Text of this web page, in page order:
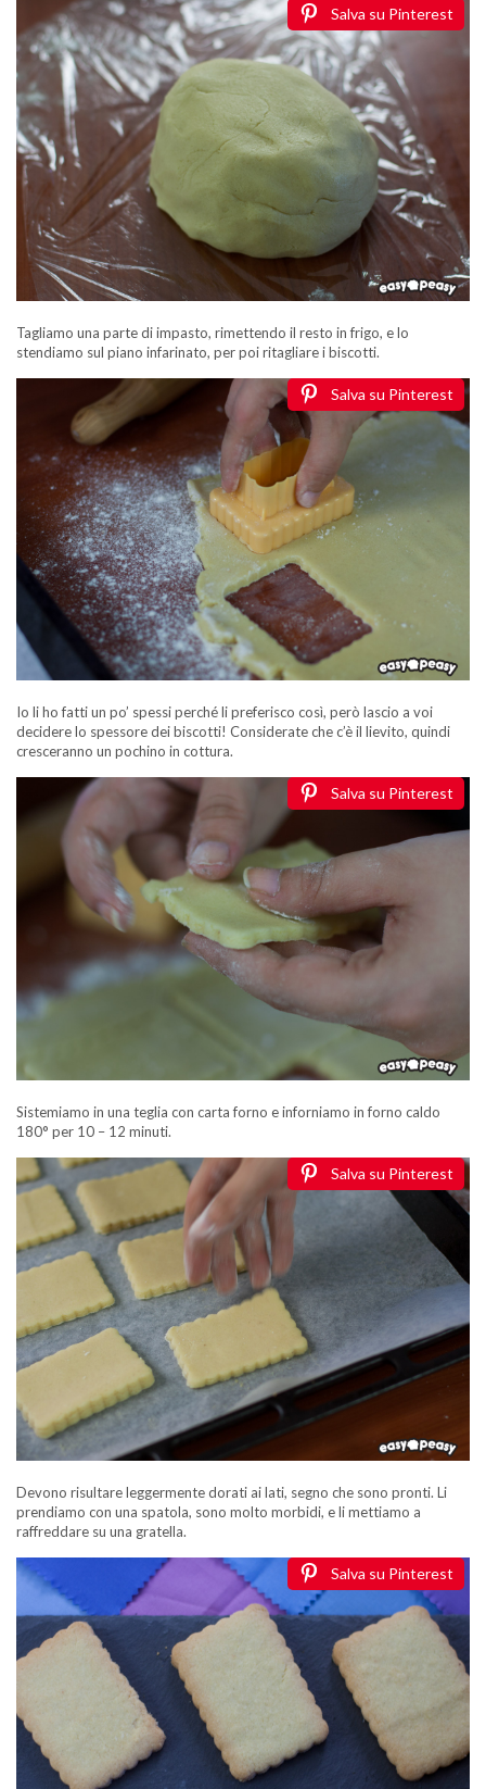
Salva su Pinterest
Tagliamo una parte di impasto, rimettendo il resto in frigo, e lo
stendiamo sul piano infarinato, per poi ritagliare i biscotti.
Salva su Pinterest
Io li ho fatti un po’ spessi perché li preferisco così, però lascio a voi
decidere lo spessore dei biscotti! Considerate che c’è il lievito, quindi
cresceranno un pochino in cottura.
Salva su Pinterest
Sistemiamo in una teglia con carta forno e inforniamo in forno caldo
180° per 10 – 12 minuti.
Salva su Pinterest
Devono risultare leggermente dorati ai lati, segno che sono pronti. Li
prendiamo con una spatola, sono molto morbidi, e li mettiamo a
raffreddare su una gratella.
Salva su Pinterest